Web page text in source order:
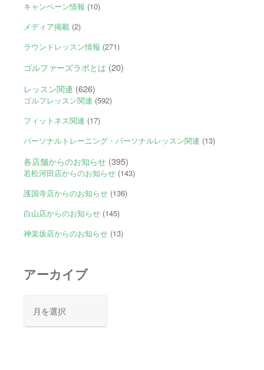
キャンペーン情報 (10)
メディア掲載(2)
ラウンドレッスン情報 (271)
ゴルファーズラボとは (20)
レッスン関連 (626)
ゴルフレッスン関連 (592)
フィットネス関連 (17)
パーソナルトレーニング・パーソナルレッスン関連 (13)
各店舗からのお知らせ(395)
若松河田店からのお知らせ(143)
護国寺店からのお知らせ(136)
白山店からのお知らせ(145)
神楽坂店からのお知らせ(13)
アーカイブ
カ